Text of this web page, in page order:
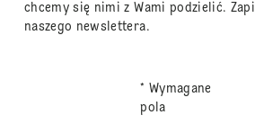
chcemy się nimi z Wami podzielić.
naszego newslettera.
* Wymagane
pola